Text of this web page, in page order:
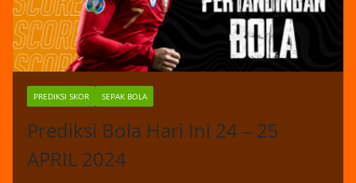
PREDIKSI SKOR SEPAK BOLA
Prediksi Bola Hari Ini 24 – 25
APRIL 2024